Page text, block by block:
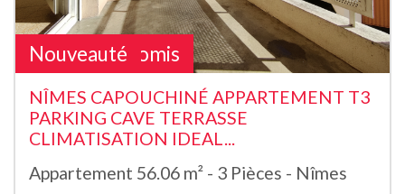
Sous Compromis
Nouveauté
NÎMES CAPOUCHINÉ APPARTEMENT T3
PARKING CAVE TERRASSE
CLIMATISATION IDEAL...
Appartement 56.06 m² - 3 Pièces - Nîmes